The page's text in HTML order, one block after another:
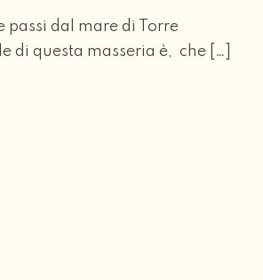
passi dal mare di Torre
di questa masseria è, che […]